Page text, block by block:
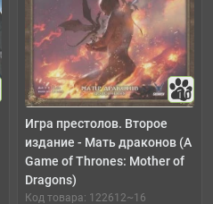
10
Игра престолов. Второе
издание - Мать драконов (A
Game of Thrones: Mother of
Dragons)
Код товара: 122612~16